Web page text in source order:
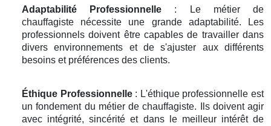
Adaptabilité Professionnelle : Le métier de
chauffagiste nécessite une grande adaptabilité. Les
professionnels doivent être capables de travailler dans
divers environnements et de s'ajuster aux différents
besoins et préférences des clients.
Éthique Professionnelle: L'éthique professionnelle est
un fondement du métier de chauffagiste. Ils doivent agir
avec intégrité, sincérité et dans le meilleur intérêt de